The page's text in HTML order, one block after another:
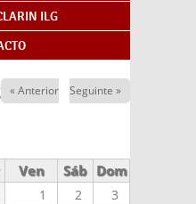
ILG
« Anterior Seguinte »
Ven Sáb Dom
1 2 3